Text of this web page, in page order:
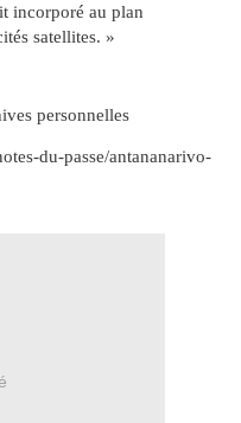
incorporé au plan
satellites. »
personnelles
du-passe/antananarivo-